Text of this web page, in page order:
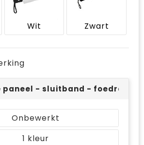
Sokken
en tassen
Wit Zwart
paneel - sluitband - foedraal
Onbewerkt
1